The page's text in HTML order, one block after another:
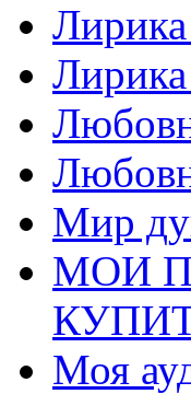
Лирика
Лирика
Мир
МОИ
Моя